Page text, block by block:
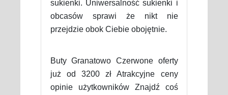
sukienki. Uniwersalność sukienki i
obcasów sprawi że nikt nie
przejdzie obok Ciebie obojętnie.
Buty Granatowo Czerwone oferty
już od 3200 zł Atrakcyjne ceny
opinie użytkowników Znajdź coś